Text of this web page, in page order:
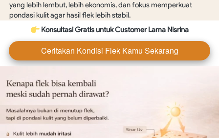
yang lebih lembut, lebih ekonomis, dan fokus memperkuat
pondasi kulit agar hasil flek lebih stabil.
Konsultasi Gratis untuk Customer Lama Nisrina
`
Ceritakan Kondisi Flek Kamu Sekarang